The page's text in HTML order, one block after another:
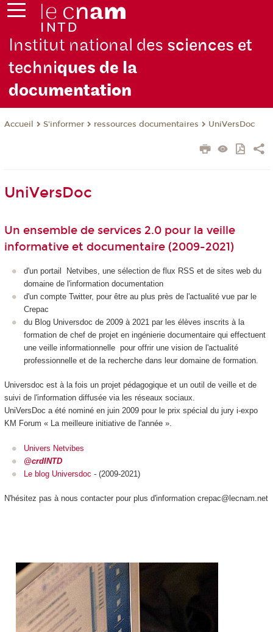
Institut national des sciences et
techniques de la
documentation
Accueil S'informer ressources documentaires UniVersDoc
UniVersDoc
Un ensemble de services 2.0 pour la veille
informative et documentaire (2009-2021)
d'un portail Netvibes, une sélection de flux RSS et de sites web du
domaine de l'information documentation
d'un compte Twitter, pour être au plus près de l'actualité vue par le
Crepac
du Blog Universdoc de 2009 à 2021 par les élèves inscrits à la
formation de chef de projet en ingénierie documentaire qui effectuent
une veille informationnelle pour offrir une vision de l'actualité
professionnelle et de la recherche dans leur domaine de formation.
Universdoc est à la fois un projet pédagogique et un outil de veille et de
suivi de l'information diffusée via les réseaux sociaux.
UniVersDoc a été nominé en juin 2009 pour le prix spécial du jury i-expo
KM Forum « La meilleure initiative de l'année ».
Univers Netvibes
@crdINTD
e blog Universdoc - (2009-2021)
N'hésitez pas à nous contacter pour plus d'information crepac@lecnam.net